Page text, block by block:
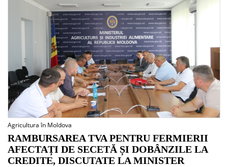
Agricultura în Moldova
RAMBURSAREA TVA PENTRU FERMIERII
AFECTAȚI DE SECETĂ ȘI DOBÂNZILE LA
CREDITE, DISCUTATE LA MINISTER